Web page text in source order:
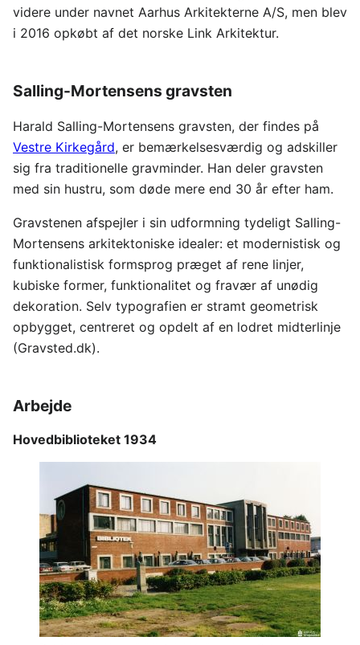
videre under navnet Aarhus Arkitekterne A/S, men blev
i 2016 opkøbt af det norske Link Arkitektur.
Salling-Mortensens gravsten
Harald Salling-Mortensens gravsten, der findes på
Vestre Kirkegård, er bemærkelsesværdig og adskiller
sig fra traditionelle gravminder. Han deler gravsten
med sin hustru, som døde mere end 30 år efter ham.
Gravstenen afspejler i sin udformning tydeligt Salling-
Mortensens arkitektoniske idealer: et modernistisk og
funktionalistisk formsprog præget af rene linjer,
kubiske former, funktionalitet og fravær af unødig
dekoration. Selv typografien er stramt geometrisk
opbygget, centreret og opdelt af en lodret midterlinje
(Gravsted.dk).
Arbejde
Hovedbiblioteket 1934